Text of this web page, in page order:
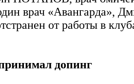
врач «Авангарда»,
от работы в
допинг